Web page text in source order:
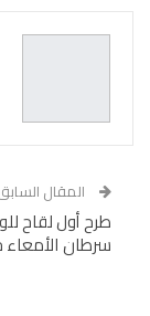
البريد الإلكتروني
المقال
طرح أول لقاح
سرطان